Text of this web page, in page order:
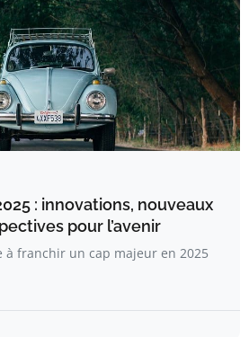
: innovations, nouveaux
pour l’avenir
à franchir un cap majeur en 2025